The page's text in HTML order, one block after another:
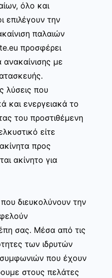
όλο και
επιλέγουν την
παλαιών
προσφέρει
με
λύσεις που
και ενεργειακά το
του προστιθέμενη
είτε
προς
ακίνητο για
διευκολύνουν την
σας. Μέσα από τις
των ιδρυτών
συμφωνιών που έχουν
στους πελάτες